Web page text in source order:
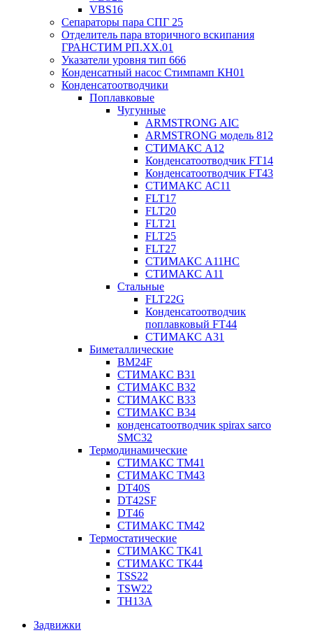
VBS16
Сепараторы пара СПГ 25
Отделитель пара вторичного вскипания
ГРАНСТИМ РП.XX.01
Указатели уровня тип 666
Конденсатный насос Стимпамп КН01
Конденсатоотводчики
Поплавковые
Чугунные
ARMSTRONG AIC
ARMSTRONG модель 812
СТИМАКС А12
Конденсатоотводчик FT14
Конденсатоотводчик FT43
СТИМАКС АС11
FLT17
FLT20
FLT21
FLT25
FLT27
СТИМАКС А11HC
СТИМАКС А11
Стальные
FLT22G
Конденсатоотводчик
поплавковый FT44
СТИМАКС А31
Биметаллические
BM24F
СТИМАКС B31
СТИМАКС В32
СТИМАКС В33
СТИМАКС B34
конденсатоотводчик spirax sarco
SMC32
Термодинамические
СТИМАКС ТМ41
СТИМАКС ТМ43
DT40S
DT42SF
DT46
СТИМАКС ТМ42
Термостатические
СТИМАКС ТК41
СТИМАКС ТК44
TSS22
TSW22
TH13A
Задвижки